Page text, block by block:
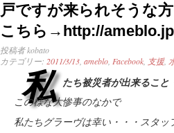
戸ですが来られそうな
こちら→http://
投稿者kobato
カテゴリー: 2011/3/13 ameblo Facebook 支援,
私 たち被災者が出来ること
この様な大惨事のなかで
私たちグラーヴは幸い・・・スタ